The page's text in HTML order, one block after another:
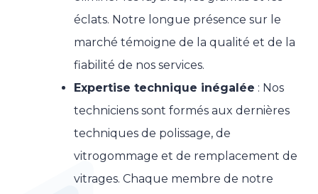
éclats. Notre longue présence sur le
marché témoigne de la qualité et de la
fiabilité de nos services.
Expertise technique inégalée : Nos
techniciens sont formés aux dernières
techniques de polissage, de
vitrogommage et de remplacement de
vitrages. Chaque membre de notre